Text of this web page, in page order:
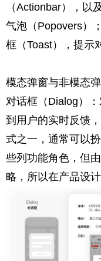
（Actionbar），以
气泡（Popovers）
框（Toast），提示
模态弹窗与非模态
对话框（Dialog）
到用户的实时反馈
式之一，通常可以
些列功能角色，但
略，所以在产品设计